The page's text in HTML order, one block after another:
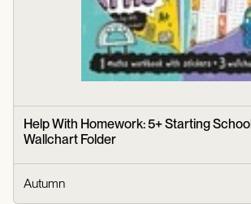
Help With Homework: 5+ Starting School
Wallchart Folder
Autumn